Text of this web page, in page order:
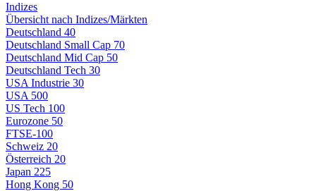
Indizes
Übersicht nach Indizes/Märkten
Deutschland 40
Deutschland Small Cap 70
Deutschland Mid Cap 50
Deutschland Tech 30
USA Industrie 30
USA 500
US Tech 100
Eurozone 50
FTSE-100
Schweiz 20
Österreich 20
Japan 225
Hong Kong 50